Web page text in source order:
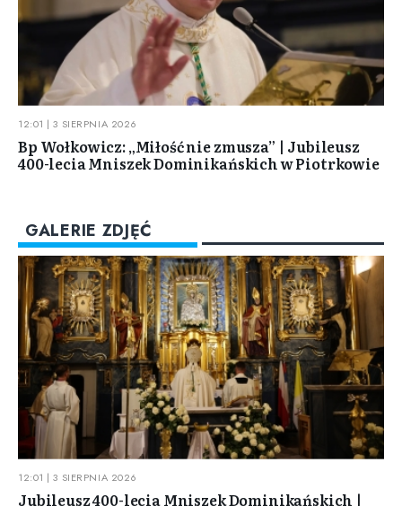
12:01 | 3 SIERPNIA 2026
Bp Wołkowicz: „Miłość nie zmusza” | Jubileusz
400-lecia Mniszek Dominikańskich w Piotrkowie
GALERIE ZDJĘĆ
12:01 | 3 SIERPNIA 2026
Jubileusz 400-lecia Mniszek Dominikańskich |